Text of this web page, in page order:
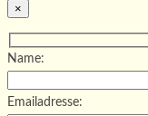
×
Name:
Emailadresse: